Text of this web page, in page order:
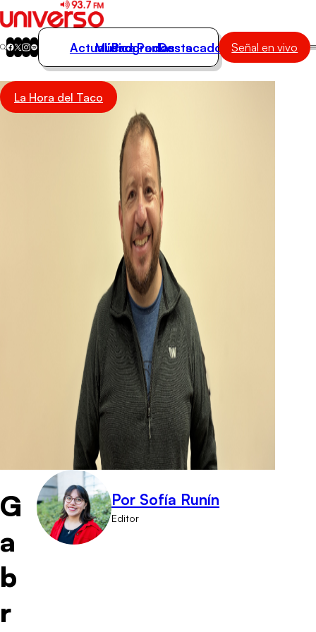
Actualidad
Música
Actualidad
Música
Programas
Podcasts
Destacados Señal en vivo
La Hora del Taco
G
a
b
r
Por Sofía Runín
Editor